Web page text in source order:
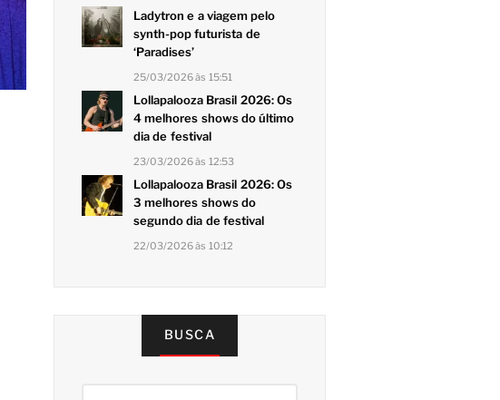
Ladytron e a viagem pelo
synth-pop futurista de
‘Paradises’
25/03/2026 às 15:51
Lollapalooza Brasil 2026: Os
4 melhores shows do último
dia de festival
23/03/2026 às 12:53
Lollapalooza Brasil 2026: Os
3 melhores shows do
segundo dia de festival
22/03/2026 às 10:12
BUSCA